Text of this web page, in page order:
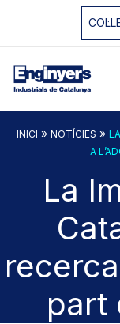
INICI » NOTÍCIES »
A
La
part